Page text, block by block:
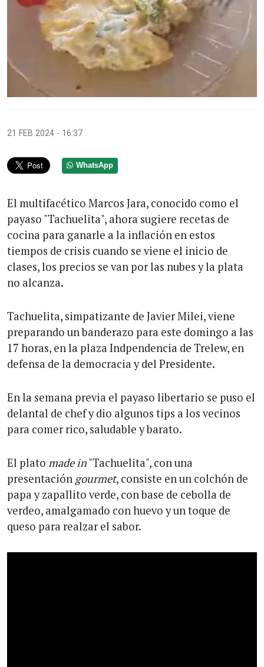
21 FEB 2024 - 16:37
WhatsApp
El multifacético Marcos Jara, conocido como el
payaso "Tachuelita", ahora sugiere recetas de
cocina para ganarle a la inflación en estos
tiempos de crisis cuando se viene el inicio de
clases, los precios se van por las nubes y la plata
no alcanza.
Tachuelita, simpatizante de Javier Milei, viene
preparando un banderazo para este domingo a las
17 horas, en la plaza Indpendencia de Trelew, en
defensa de la democracia y del Presidente.
En la semana previa el payaso libertario se puso el
delantal de chef y dio algunos tips a los vecinos
para comer rico, saludable y barato.
El plato made in"Tachuelita", con una
presentación gourmet, consiste en un colchón de
papa y zapallito verde, con base de cebolla de
verdeo, amalgamado con huevo y un toque de
queso para realzar el sabor.